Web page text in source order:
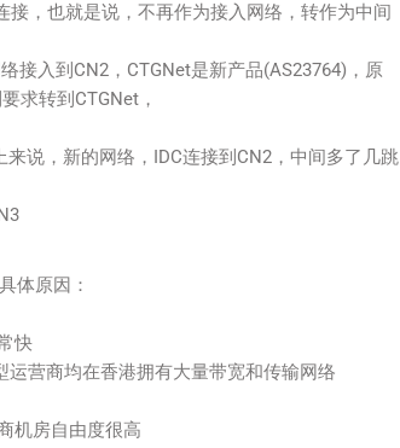
接，也就是说，不再作为接入网络，转作为中间
接入到CN2，CTGNet是新产品(AS23764)，原
求转到CTGNet，
来说，新的网络，IDC连接到CN2，中间多了几跳
体原因：
快
营商均在香港拥有大量带宽和传输网络
机房自由度很高